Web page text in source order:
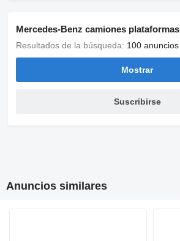
Mercedes-Benz camiones plataformas
Resultados de la búsqueda: 100 anuncios
Mostrar
Suscribirse
Anuncios similares